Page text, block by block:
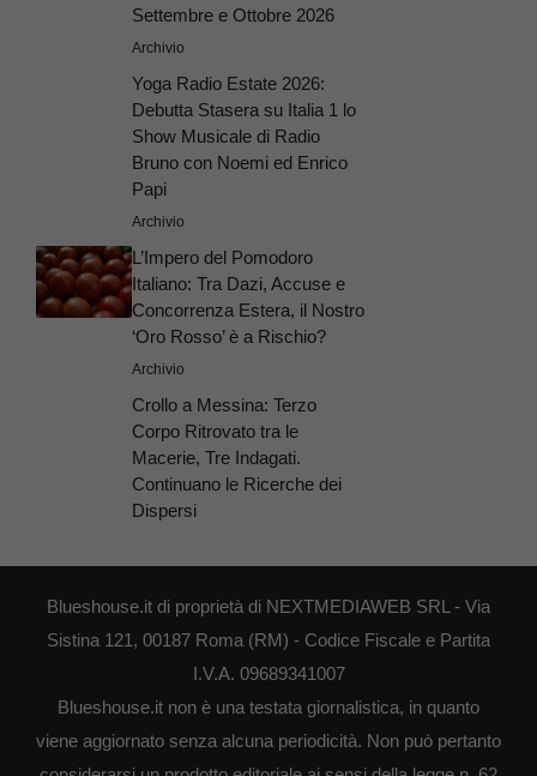
Settembre e Ottobre 2026
Archivio
Yoga Radio Estate 2026:
Debutta Stasera su Italia 1 lo
Show Musicale di Radio
Bruno con Noemi ed Enrico
Papi
Archivio
L’Impero del Pomodoro
Italiano: Tra Dazi, Accuse e
Concorrenza Estera, il Nostro
‘Oro Rosso’ è a Rischio?
Archivio
Crollo a Messina: Terzo
Corpo Ritrovato tra le
Macerie, Tre Indagati.
Continuano le Ricerche dei
Dispersi
Blueshouse.it di proprietà di NEXTMEDIAWEB SRL - Via
Sistina 121, 00187 Roma (RM) - Codice Fiscale e Partita
I.V.A. 09689341007
Blueshouse.it non è una testata giornalistica, in quanto
viene aggiornato senza alcuna periodicità. Non può pertanto